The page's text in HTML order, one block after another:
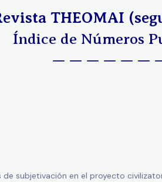
THEOMAI
Índice de Números
— — — — — —
subjetivación en el proyecto